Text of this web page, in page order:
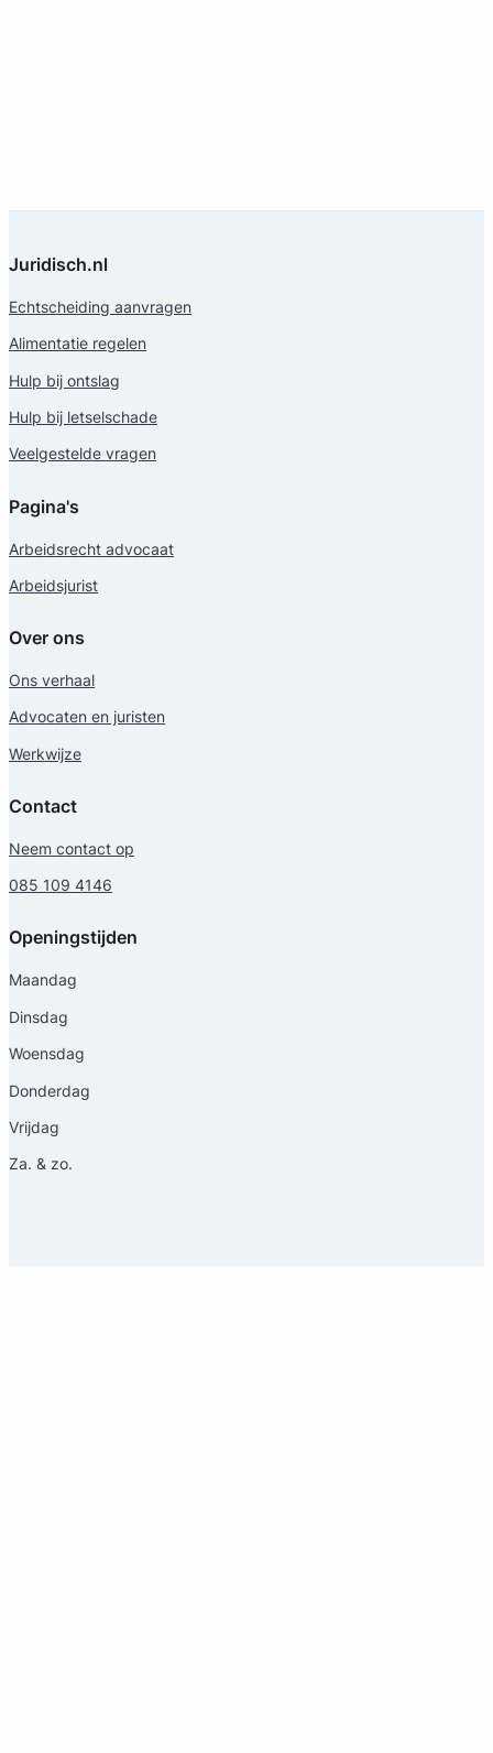
Juridisch.nl
Echtscheiding aanvragen
Alimentatie regelen
Hulp bij ontslag
Hulp bij letselschade
Veelgestelde vragen
Pagina's
Arbeidsrecht advocaat
Arbeidsjurist
Over ons
Ons verhaal
Advocaten en juristen
Werkwijze
Contact
Neem contact op
085 109 4146
Openingstijden
Maandag
Dinsdag
Woensdag
Donderdag
Vrijdag
Za. & zo.